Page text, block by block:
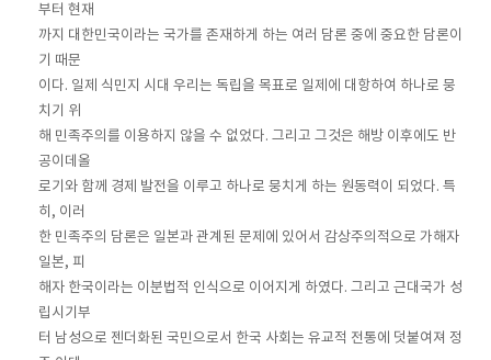
부터 현재
까지 대한민국이라는 국가를 존재하게 하는 여러 담론 중에 중요한 담론이
기 때문
이다. 일제 식민지 시대 우리는 독립을 목표로 일제에 대항하여 하나로 뭉
치기 위
해 민족주의를 이용하지 않을 수 없었다. 그리고 그것은 해방 이후에도 반
공이데올
로기와 함께 경제 발전을 이루고 하나로 뭉치게 하는 원동력이 되었다. 특
히, 이러
한 민족주의 담론은 일본과 관계된 문제에 있어서 감상주의적으로 가해자
일본, 피
해자 한국이라는 이분법적 인식으로 이어지게 하였다. 그리고 근대국가 성
립시기부
터 남성으로 젠더화된 국민으로서 한국 사회는 유교적 전통에 덧붙여져 정